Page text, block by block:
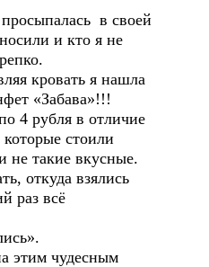
в своей
и кто я не
кровать я нашла
«Забава»!!!
4 рубля в отличие
стоили
не такие вкусные.
откуда взялись
раз всё
этим чудесным